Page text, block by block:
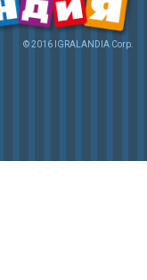
© 2016 IGRALANDIA Corp.